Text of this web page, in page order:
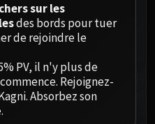
OMEGA
Araz
sur les
des bords pour tuer
de rejoindre le
PV, il n'y plus de
Rejoignez-
Absorbez son